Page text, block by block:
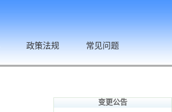
政策法规 常见问题
变更公告